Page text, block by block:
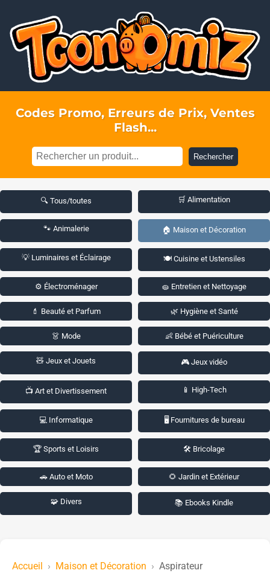
Codes Promo, Erreurs de Prix, Ventes
Flash...
Rechercher
🔍 Tous/toutes 🛒 Alimentation
🐾 Animalerie 🏠 Maison et Décoration
💡 Luminaires et Éclairage 🍽️ Cuisine et Ustensiles
⚙️ Électroménager 🧽 Entretien et Nettoyage
💄 Beauté et Parfum 🌿 Hygiène et Santé
👗 Mode 👶 Bébé et Puériculture
🧸 Jeux et Jouets 🎮 Jeux vidéo
📺 Art et Divertissement 📱 High-Tech
💻 Informatique 🖥️ Fournitures de bureau
🏆 Sports et Loisirs 🛠️ Bricolage
🚗 Auto et Moto 🌻 Jardin et Extérieur
🧩 Divers 📚 Ebooks Kindle
Accueil Maison et Décoration Aspirateur